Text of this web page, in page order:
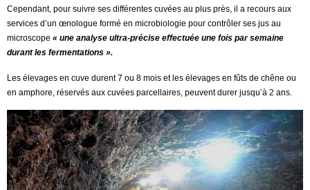
Cependant, pour suivre ses différentes cuvées au plus près, il a recours aux
services d’un œnologue formé en microbiologie pour contrôler ses jus au
microscope « une analyse ultra-précise effectuée une fois par semaine
durant les fermentations ».
Les élevages en cuve durent 7 ou 8 mois et les élevages en fûts de chêne ou
en amphore, réservés aux cuvées parcellaires, peuvent durer jusqu’à 2 ans.